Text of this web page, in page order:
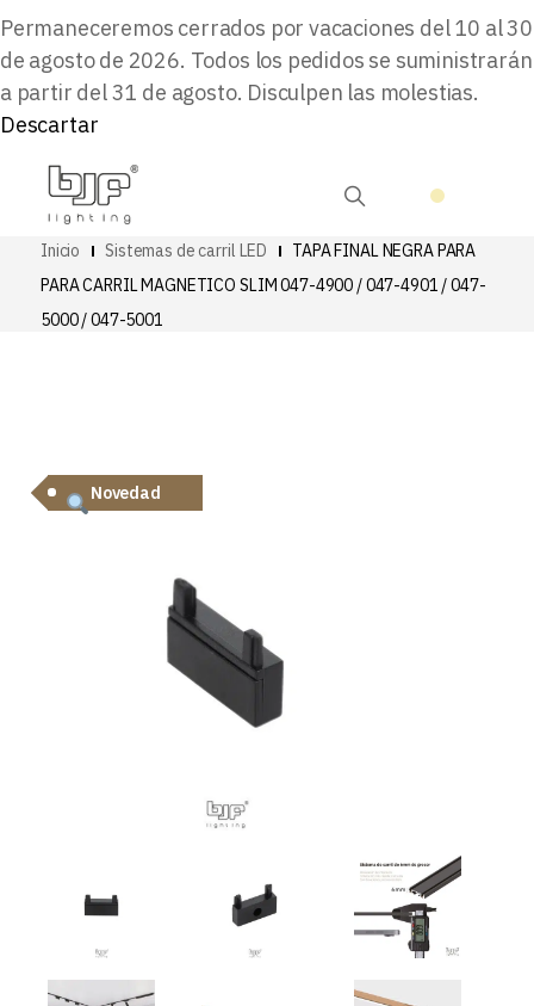
Permaneceremos cerrados por vacaciones del 10 al 30
de agosto de 2026. Todos los pedidos se suministrarán
a partir del 31 de agosto. Disculpen las molestias.
Descartar
Inicio Sistemas de carril LED
TAPA FINAL NEGRA PARA
PARA CARRIL MAGNETICO SLIM 047-4900 / 047-4901 / 047-
5000 / 047-5001
Novedad